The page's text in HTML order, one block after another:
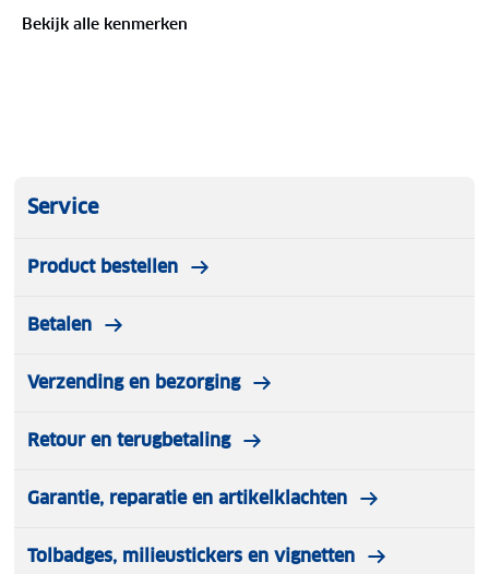
Materiaal
Bekijk alle kenmerken
Service
Product bestellen
Betalen
Verzending en bezorging
Retour en terugbetaling
Garantie, reparatie en artikelklachten
Tolbadges, milieustickers en vignetten